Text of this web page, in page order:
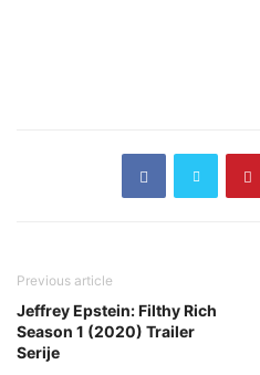
Previous article
Jeffrey Epstein: Filthy Rich
Season 1 (2020) Trailer
Serije